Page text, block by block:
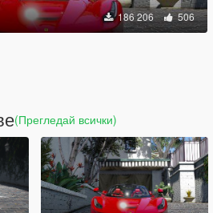
186 206 506
(Прегледай всички)